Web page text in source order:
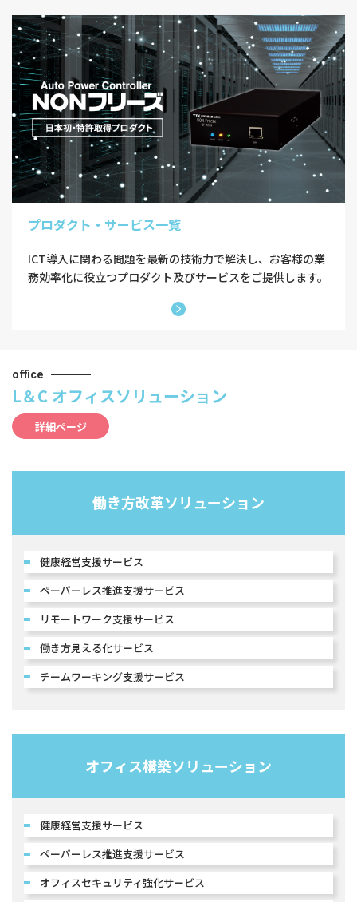
プロダクト・サービス一覧
ICT導入に関わる問題を最新の技術力で解決し、お客様の業
務効率化に役立つプロダクト及びサービスをご提供します。
office
L＆C オフィスソリューション
詳細ページ
働き方改革ソリューション
健康経営支援サービス
ペーパーレス推進支援サービス
リモートワーク支援サービス
働き方見える化サービス
チームワーキング支援サービス
オフィス構築ソリューション
健康経営支援サービス
ペーパーレス推進支援サービス
オフィスセキュリティ強化サービス